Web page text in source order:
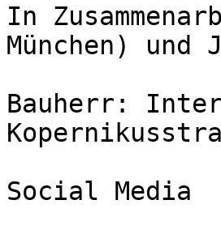
In
München)
Bauherr:
Social Media